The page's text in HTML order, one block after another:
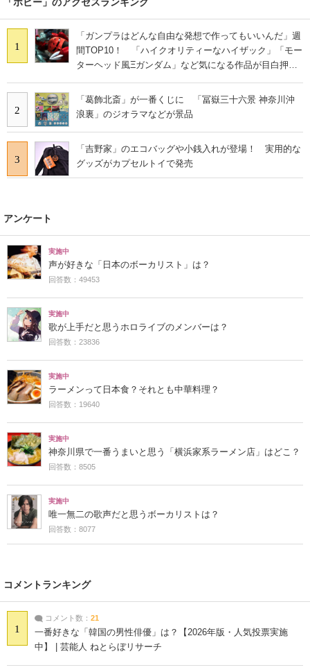
1
「ガンプラはどんな自由な発想で作ってもいいんだ」週
間TOP10！ 「ハイクオリティーなハイザック」「モー
ターヘッド風Ξガンダム」など気になる作品が目白押
2
「葛飾北斎」が一番くじに 「冨嶽三十六景 神奈川沖
浪裏」のジオラマなどが景品
3
「吉野家」のエコバッグや小銭入れが登場！ 実用的な
グッズがカプセルトイで発売
アンケート
実施中
声が好きな「日本のボーカリスト」は？
回答数：49453
実施中
歌が上手だと思うホロライブのメンバーは？
回答数：23836
実施中
ラーメンって日本食？それとも中華料理？
回答数：19640
実施中
神奈川県で一番うまいと思う「横浜家系ラーメン店」はどこ？
回答数：8505
実施中
唯一無二の歌声だと思うボーカリストは？
回答数：8077
コメントランキング
1
コメント数： 21
一番好きな「韓国の男性俳優」は？【2026年版・人気投票実施
中】 | 芸能人 ねとらぼリサーチ